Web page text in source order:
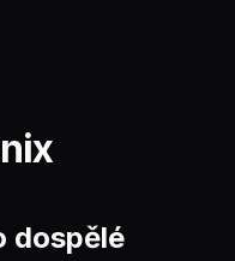
dospělé